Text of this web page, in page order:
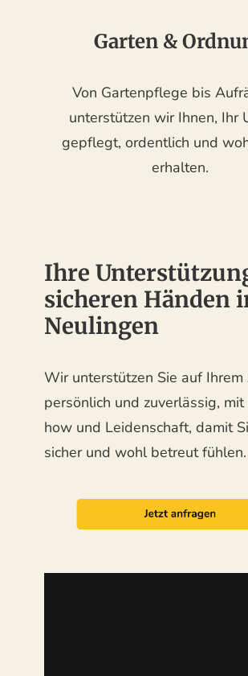
Garten &
Von Gartenpflege bis
unterstützen wir Ihnen, Ihr
gepflegt, ordentlich und
erhalten.
Ihre
sicheren Händen
Neulingen
Wir unterstützen Sie auf
persönlich und zuverlässig,
how und Leidenschaft, damit
sicher und wohl betreut fühlen.